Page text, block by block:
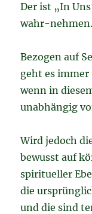
Der ist „In
wahr-nehmen.
Bezogen auf
geht es immer
wenn in
unabhängig
Wird jedoch
bewusst auf
spiritueller
die
und die sind